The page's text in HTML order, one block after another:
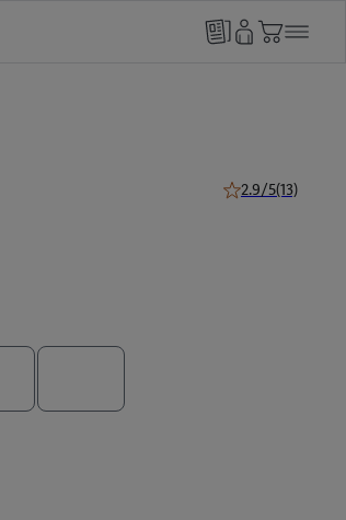
2.9/5(13)